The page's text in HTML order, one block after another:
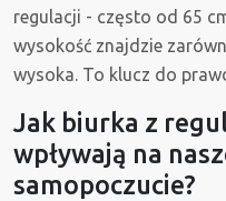
regulacji - często od 65
wysokość znajdzie
wysoka. To klucz do
Jak biurka z
wpływają na
samopoczucie?